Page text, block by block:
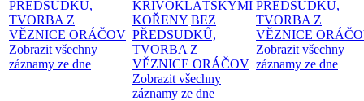
PŘEDSUDKŮ,
TVORBA Z
VĚZNICE ORÁČOV
Zobrazit všechny
záznamy ze dne
KŘIVOKLÁTSKÝMI
KOŘENY BEZ
PŘEDSUDKŮ,
TVORBA Z
VĚZNICE ORÁČOV
Zobrazit všechny
záznamy ze dne
PŘEDSUDKŮ,
TVORBA Z
VĚZNICE
Zobrazit všechny
záznamy ze dne